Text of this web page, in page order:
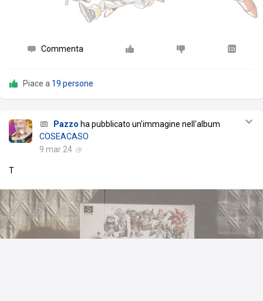
Commenta
Piace a 19 persone
Pazzo ha pubblicato un'immagine nell'album
COSEACASO
9 mar 24
T